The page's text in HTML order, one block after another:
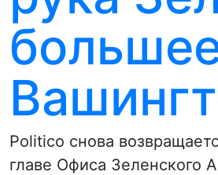
Politico снова
главе Офиса Зеленского